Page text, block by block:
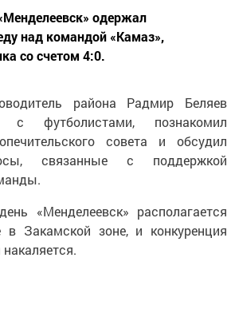
одержал
над командой «Камаз»,
со счетом 4:0.
района Радмир Беляев
с футболистами, познакомил
совета и обсудил
связанные с поддержкой
«Менделеевск» располагается
в Закамской зоне, и конкуренция